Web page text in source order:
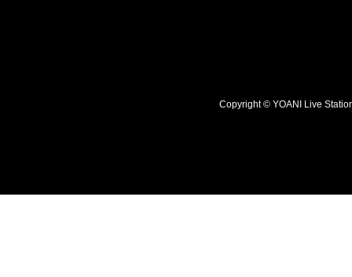
Copyright © YOANI Live